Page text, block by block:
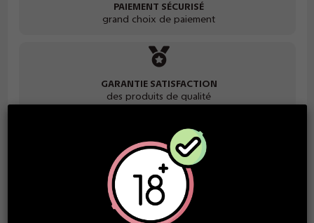
PAIEMENT SÉCURISÉ
grand choix de paiement
GARANTIE SATISFACTION
des produits de qualité
Vous recevrez 0,50 € en récompense lors de l'achat 1
unités de ce produit. La récompense peut être utilisée
pour payer vos prochaines commandes...